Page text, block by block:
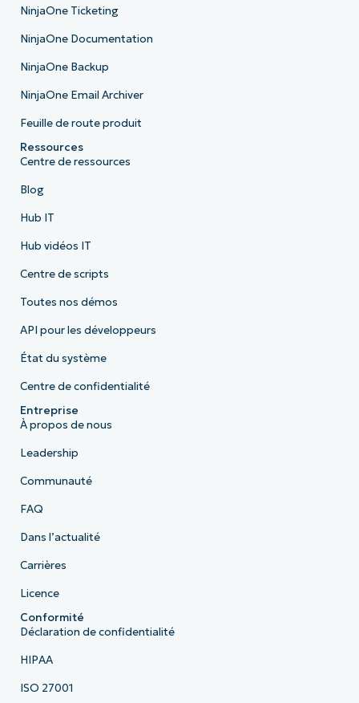
NinjaOne Ticketing
NinjaOne Documentation
NinjaOne Backup
NinjaOne Email Archiver
Feuille de route produit
Ressources
Centre de ressources
Blog
Hub IT
Hub vidéos IT
Centre de scripts
Toutes nos démos
API pour les développeurs
État du système
Centre de confidentialité
Entreprise
À propos de nous
Leadership
Communauté
FAQ
Dans l’actualité
Carrières
Licence
Conformité
Déclaration de confidentialité
HIPAA
ISO 27001